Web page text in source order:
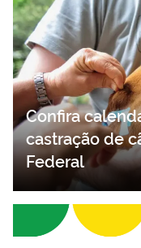
Confira
castração de
Federal